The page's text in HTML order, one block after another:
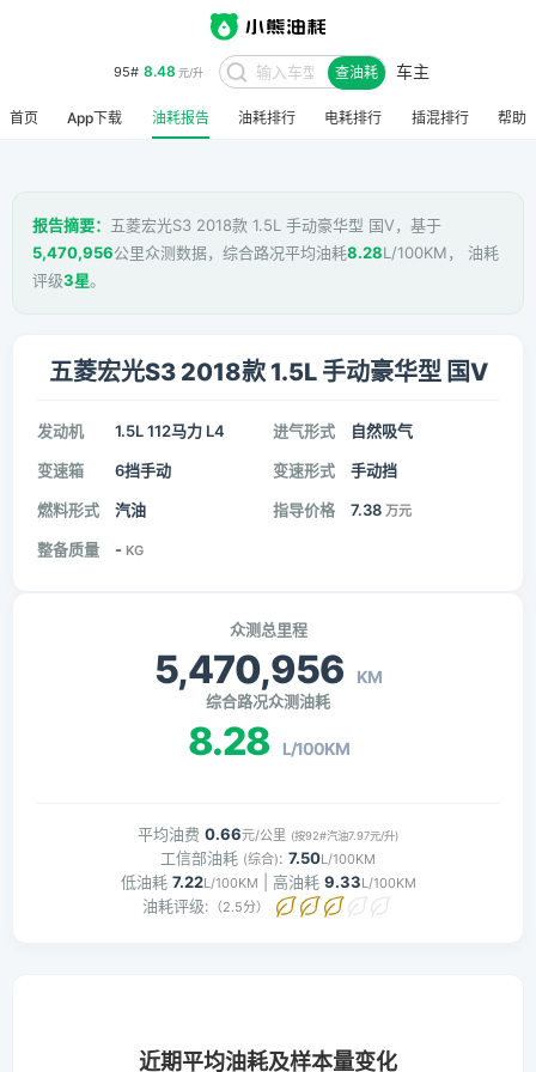
95# 8.48 元/升 查油耗 车主
首页 App下载 油耗报告 油耗排行 电耗排行 插混排行 帮助
报告摘要： 五菱宏光S3 2018款 1.5L 手动豪华型 国V，基于
5,470,956公里众测数据，综合路况平均油耗8.28L/100KM， 油耗
评级3星。
五菱宏光S3 2018款 1.5L 手动豪华型 国V
发动机 1.5L 112马力 L4 进气形式 自然吸气
变速箱 6挡手动 变速形式 手动挡
燃料形式 汽油 指导价格 7.38 万元
整备质量 - KG
众测总里程
5,470,956 KM
综合路况众测油耗
8.28 L/100KM
平均油费 0.66元/公里 (按92#汽油7.97元/升)
工信部油耗 (综合): 7.50L/100KM
低油耗 7.22L/100KM | 高油耗 9.33L/100KM
油耗评级: （2.5分）